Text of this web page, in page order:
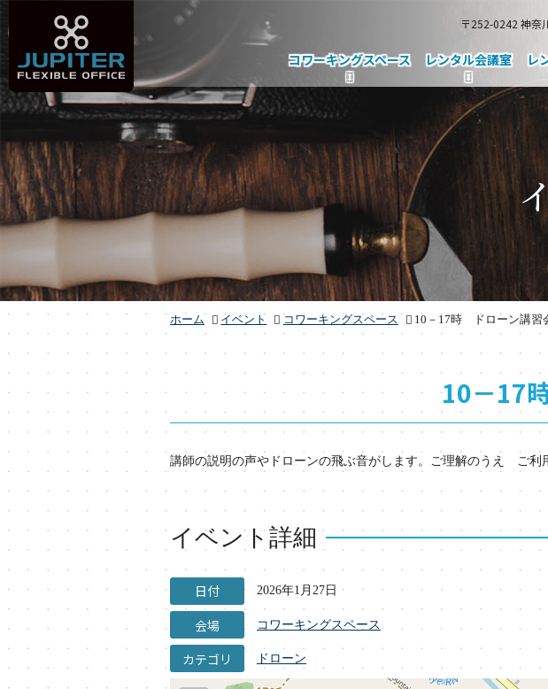
〒252-0242 神奈
コワーキングスペース レンタル会議室 レ
ホーム イベント コワーキングスペース 10－17時 ドローン講習
10－17
講師の説明の声やドローンの飛ぶ音がします。ご理解のうえ ご利
イベント詳細
日付 2026年1月27日
会場 コワーキングスペース
カテゴリ ドローン